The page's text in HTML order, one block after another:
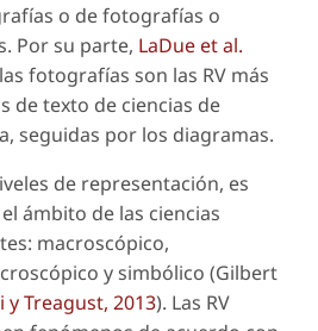
o de fotografías o
Por su parte, LaDue et al.
fotografías son las RV más
de texto de ciencias de
seguidas por los diagramas.
de representación, es
ámbito de las ciencias
macroscópico,
y simbólico (Gilbert
y Treagust, 2013). Las RV